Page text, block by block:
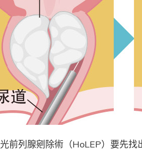
前列腺剜除術（HoLEP）要先